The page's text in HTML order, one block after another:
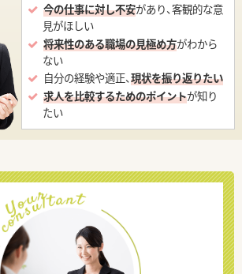
今の仕事に対し不安があり、客観的な意
見がほしい
将来性のある職場の見極め方がわから
ない
自分の経験や適正、現状を振り返りたい
求人を比較するためのポイントが知り
たい